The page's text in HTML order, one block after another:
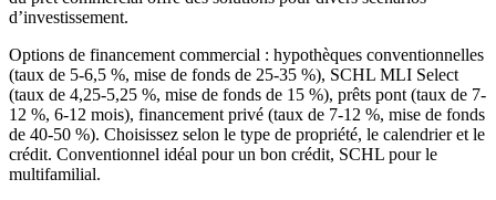
d’investissement.
Options de financement commercial : hypothèques conventionnelles
(taux de 5-6,5 %, mise de fonds de 25-35 %), SCHL MLI Select
(taux de 4,25-5,25 %, mise de fonds de 15 %), prêts pont (taux de 7-
12 %, 6-12 mois), financement privé (taux de 7-12 %, mise de fonds
de 40-50 %). Choisissez selon le type de propriété, le calendrier et le
crédit. Conventionnel idéal pour un bon crédit, SCHL pour le
multifamilial.